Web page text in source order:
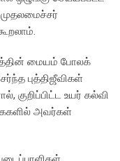
மையம் போலக்
புத்திஜீவிகள்
குறிப்பிட்ட உயர் கல்வி
அவர்கள்